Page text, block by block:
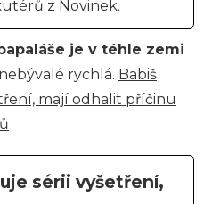
z Novinek.
je v téhle zemi
rychlá. Babiš
mají odhalit příčinu
sérii vyšetření,